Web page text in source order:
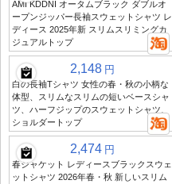
AMI KDDNI オータムブラック ダブルオ
ープンジッパー長袖スウェットシャツ レ
ディース 2025年新 スリムスリミングカ
ジュアルトップ
2,148 円
白の長袖Tシャツ 女性の春・秋の小柄な
体型、スリムなスリムの短いベースシャ
ツ、ハーフジップのスウェットシャツ、
ショルダートップ
2,474 円
春ジャケット レディースブラックスウェ
ットシャツ 2026年春・秋 新しいスリム